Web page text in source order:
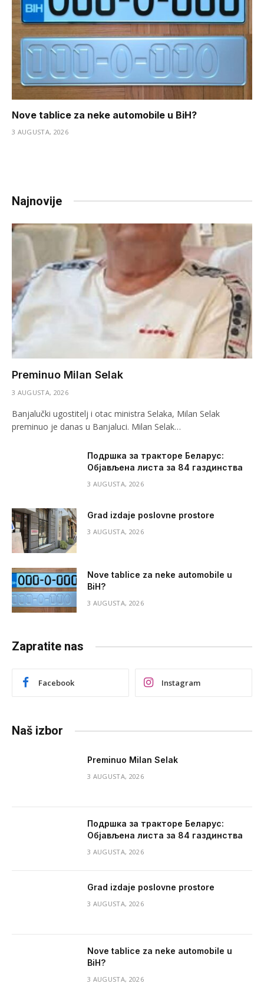
Nove tablice za neke automobile u BiH?
3 AUGUSTA, 2026
Najnovije
Preminuo Milan Selak
3 AUGUSTA, 2026
Banjalučki ugostitelj i otac ministra Selaka, Milan Selak
preminuo je danas u Banjaluci. Milan Selak…
Подршка за тракторе Беларус:
Објављена листа за 84 газдинства
3 AUGUSTA, 2026
Grad izdaje poslovne prostore
3 AUGUSTA, 2026
Nove tablice za neke automobile u
BiH?
3 AUGUSTA, 2026
Zapratite nas
Facebook Instagram
Naš izbor
Preminuo Milan Selak
3 AUGUSTA, 2026
Подршка за тракторе Беларус:
Објављена листа за 84 газдинства
3 AUGUSTA, 2026
Grad izdaje poslovne prostore
3 AUGUSTA, 2026
Nove tablice za neke automobile u
BiH?
3 AUGUSTA, 2026